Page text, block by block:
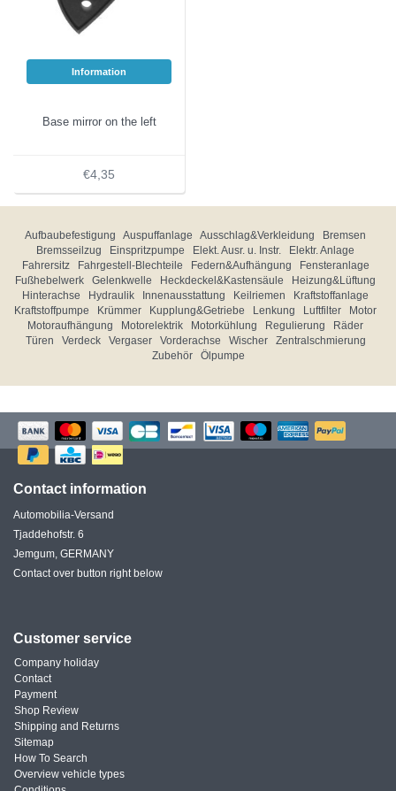
Information
Base mirror on the left
€4,35
Aufbaubefestigung Auspuffanlage Ausschlag&Verkleidung
Bremsen
Bremsseilzug
Einspritzpumpe Elekt. Ausr. u. Instr.
Elektr. Anlage
Fahrersitz
Fahrgestell-Blechteile Federn&Aufhängung
Fensteranlage
Fußhebelwerk
Gelenkwelle Heckdeckel&Kastensäule
Heizung&Lüftung
Hinterachse
Hydraulik Innenausstattung Keilriemen
Kraftstoffanlage
Kraftstoffpumpe
Krümmer Kupplung&Getriebe Lenkung Luftfilter
Motor
Motoraufhängung
Motorelektrik Motorkühlung Regulierung
Räder
Türen
Verdeck Vergaser Vorderachse Wischer
Zentralschmierung
Zubehör
Ölpumpe
Contact information
Automobilia-Versand
Tjaddehofstr. 6
Jemgum, GERMANY
Contact over button right below
Customer service
Company holiday
Contact
Payment
Shop Review
Shipping and Returns
Sitemap
How To Search
Overview vehicle types